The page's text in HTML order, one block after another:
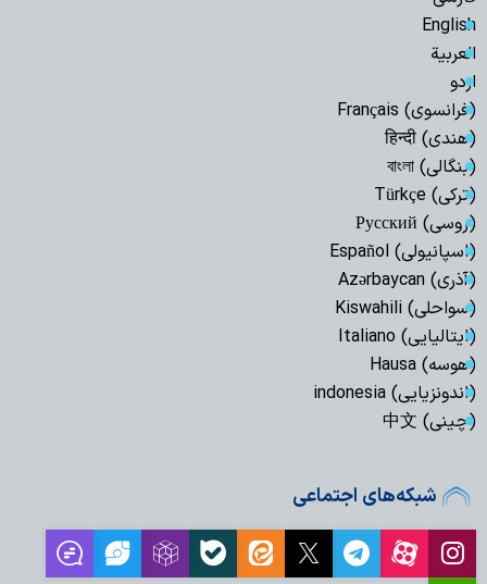
English
العربیة
اردو
(فرانسوی) Français
(هندی) हिन्दी
(بنگالی) বাংলা
(ترکی) Türkçe
(روسی) Русский
(اسپانیولی) Español
(آذری) Azərbaycan
(سواحلی) Kiswahili
(ایتالیایی) Italiano
(هوسه) Hausa
(اندونزیایی) indonesia
(چینی) 中文
شبکه‌های اجتماعی